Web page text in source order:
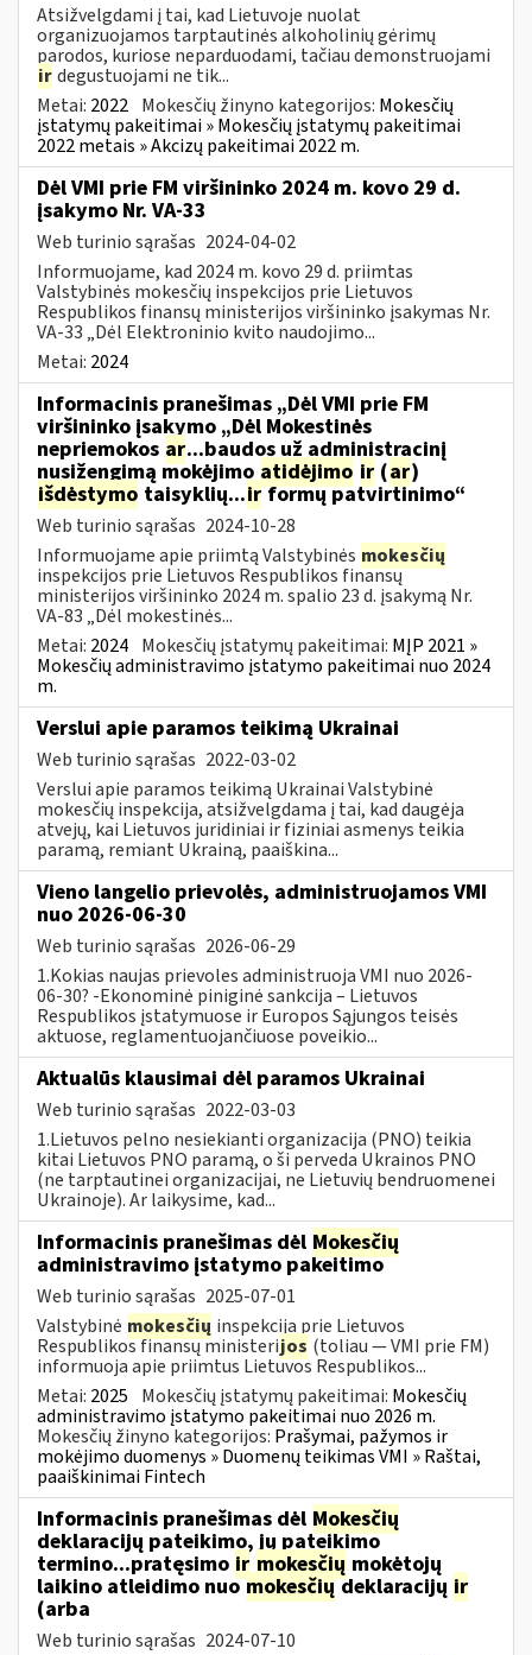
Atsižvelgdami į tai, kad Lietuvoje nuolat
organizuojamos tarptautinės alkoholinių gėrimų
parodos, kuriose neparduodami, tačiau demonstruojami
irdegustuojami ne tik...
Metai: 2022 Mokesčių žinyno kategorijos: Mokesčių
įstatymų pakeitimai » Mokesčių įstatymų pakeitimai
2022 metais » Akcizų pakeitimai 2022 m.
Dėl VMI prie FM viršininko 2024 m. kovo 29 d.
įsakymo Nr. VA-33
Web turinio sąrašas 2024-04-02
Informuojame, kad 2024 m. kovo 29 d. priimtas
Valstybinės mokesčių inspekcijos prie Lietuvos
Respublikos finansų ministerijos viršininko įsakymas Nr.
VA-33 „Dėl Elektroninio kvito naudojimo...
Metai: 2024
Informacinis pranešimas „Dėl VMI prie FM
viršininko įsakymo „Dėl Mokestinės
nepriemokos ar...baudos už administracinį
nusižengimą mokėjimo atidėjimo ir (ar)
išdėstymo taisyklių...irformų patvirtinimo“
Web turinio sąrašas 2024-10-28
Informuojame apie priimtą Valstybinės mokesčių
inspekcijos prie Lietuvos Respublikos finansų
ministerijos viršininko 2024 m. spalio 23 d. įsakymą Nr.
VA-83 „Dėl mokestinės...
Metai: 2024 Mokesčių įstatymų pakeitimai: MĮP 2021 »
Mokesčių administravimo įstatymo pakeitimai nuo 2024
m.
Verslui apie paramos teikimą Ukrainai
Web turinio sąrašas 2022-03-02
Verslui apie paramos teikimą Ukrainai Valstybinė
mokesčių inspekcija, atsižvelgdama į tai, kad daugėja
atvejų, kai Lietuvos juridiniai ir fiziniai asmenys teikia
paramą, remiant Ukrainą, paaiškina...
Vieno langelio prievolės, administruojamos VMI
nuo 2026-06-30
Web turinio sąrašas 2026-06-29
1.Kokias naujas prievoles administruoja VMI nuo 2026-
06-30? -Ekonominė piniginė sankcija – Lietuvos
Respublikos įstatymuose ir Europos Sąjungos teisės
aktuose, reglamentuojančiuose poveikio...
Aktualūs klausimai dėl paramos Ukrainai
Web turinio sąrašas 2022-03-03
1.Lietuvos pelno nesiekianti organizacija (PNO) teikia
kitai Lietuvos PNO paramą, o ši perveda Ukrainos PNO
(ne tarptautinei organizacijai, ne Lietuvių bendruomenei
Ukrainoje). Ar laikysime, kad...
Informacinis pranešimas dėl Mokesčių
administravimo įstatymo pakeitimo
Web turinio sąrašas 2025-07-01
Valstybinė mokesčių inspekcija prie Lietuvos
Respublikos finansų ministerijos (toliau — VMI prie FM)
informuoja apie priimtus Lietuvos Respublikos...
Metai: 2025 Mokesčių įstatymų pakeitimai: Mokesčių
administravimo įstatymo pakeitimai nuo 2026 m.
Mokesčių žinyno kategorijos: Prašymai, pažymos ir
mokėjimo duomenys » Duomenų teikimas VMI » Raštai,
paaiškinimai Fintech
Informacinis pranešimas dėl Mokesčių
deklaracijų pateikimo, jų pateikimo
termino...pratęsimo ir mokesčių mokėtojų
laikino atleidimo nuomokesčiųdeklaracijų ir
(arba
Web turinio sąrašas 2024-07-10